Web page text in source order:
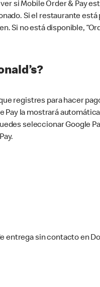
si Mobile Order & Pay
Si el restaurante
Si no está disponible,
registres para hacer
la mostrará
seleccionar Google
sin contacto en